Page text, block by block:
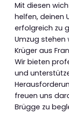
Mit diesen
helfen, deinen
erfolgreich zu
Umzug stehen
Krüger aus
Wir bieten
und
freuen uns
Brügge zu